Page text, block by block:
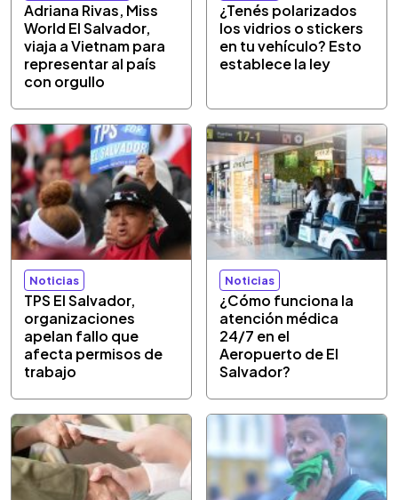
Adriana Rivas, Miss
World El Salvador,
viaja a Vietnam para
representar al país
con orgullo
¿Tenés polarizados
los vidrios o stickers
en tu vehículo? Esto
establece la ley
Noticias
TPS El Salvador,
organizaciones
apelan fallo que
afecta permisos de
trabajo
Noticias
¿Cómo funciona la
atención médica
24/7 en el
Aeropuerto de El
Salvador?